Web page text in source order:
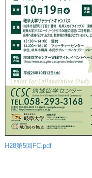
H28第5回FC.pdf